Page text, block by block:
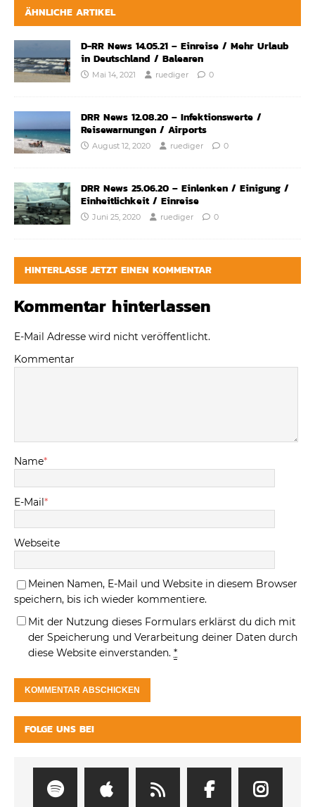
ÄHNLICHE ARTIKEL
D-RR News 14.05.21 – Einreise / Mehr Urlaub
in Deutschland / Balearen
Mai 14, 2021 ruediger 0
DRR News 12.08.20 – Infektionswerte /
Reisewarnungen / Airports
August 12, 2020 ruediger 0
DRR News 25.06.20 – Einlenken / Einigung /
Einheitlichkeit / Einreise
Juni 25, 2020 ruediger 0
HINTERLASSE JETZT EINEN KOMMENTAR
Kommentar hinterlassen
E-Mail Adresse wird nicht veröffentlicht.
Kommentar
Name*
E-Mail*
Webseite
Meinen Namen, E-Mail und Website in diesem Browser
speichern, bis ich wieder kommentiere.
Mit der Nutzung dieses Formulars erklärst du dich mit
der Speicherung und Verarbeitung deiner Daten durch
diese Website einverstanden. *
FOLGE UNS BEI